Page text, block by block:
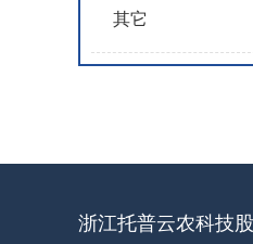
其它
浙江托普云农科技